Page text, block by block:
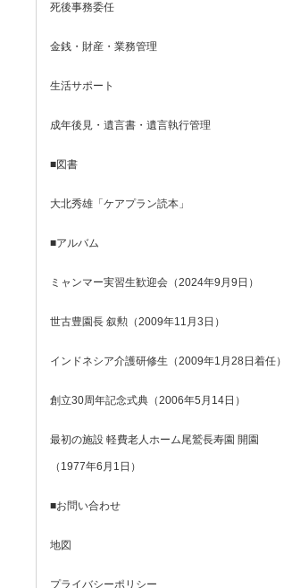
死後事務委任
金銭・財産・業務管理
生活サポート
成年後見・遺言書・遺言執行管理
■図書
大北秀雄「ケアプラン読本」
■アルバム
ミャンマー実習生歓迎会（2024年9月9日）
世古豊園長 叙勲（2009年11月3日）
インドネシア介護研修生（2009年1月28日着任）
創立30周年記念式典（2006年5月14日）
最初の施設 軽費老人ホーム尾鷲長寿園 開園
（1977年6月1日）
■お問い合わせ
地図
プライバシーポリシー